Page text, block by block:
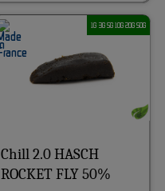
1G 3G 5G 10G 20G 50G
Chill 2.0 HASCH
ROCKET FLY 50%